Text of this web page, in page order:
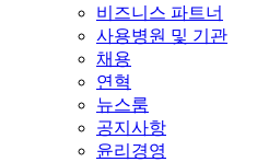
비즈니스 파트너
사용병원 및 기관
채용
연혁
뉴스룸
공지사항
윤리경영